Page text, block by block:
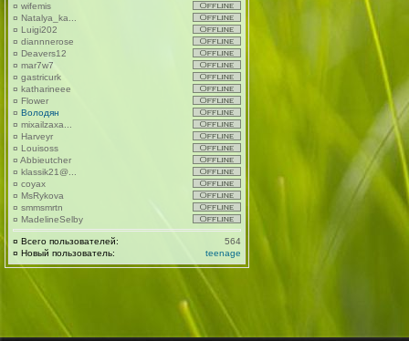
¤ wifemis
¤ Natalya_ka...
¤ Luigi202
¤ diannnerose
¤ Deavers12
¤ mar7w7
¤ gastricurk
¤ katharineee
¤ Flower
¤ Володян
¤ mixailzaxa...
¤ Harveyr
¤ Louisoss
¤ Abbieutcher
¤ klassik21@...
¤ coyax
¤ MsRykova
¤ smmsmrtn
¤ MadelineSelby
¤ Всего пользователей:
564
¤ Новый пользователь: teenage